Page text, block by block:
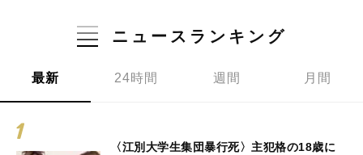
ニュースランキング
最新 24時間 週間 月間
〈江別大学生集団暴行死〉主犯格の18歳に